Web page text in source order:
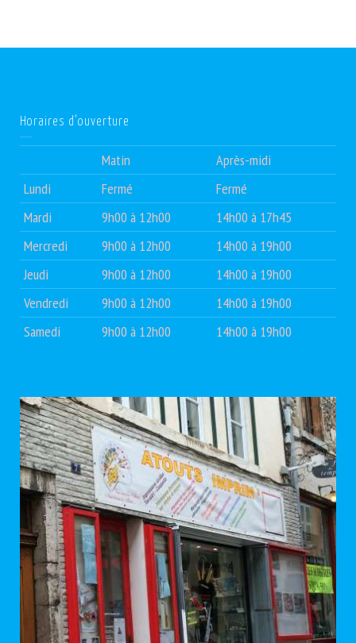
Horaires d’ouverture
Matin
Après-midi
Lundi
Fermé
Fermé
Mardi
9h00 à 12h00
14h00 à 17h45
Mercredi
9h00 à 12h00
14h00 à 19h00
Jeudi
9h00 à 12h00
14h00 à 19h00
Vendredi
9h00 à 12h00
14h00 à 19h00
Samedi
9h00 à 12h00 14h00 à 19h00